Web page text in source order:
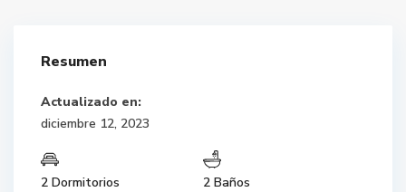
Resumen
Actualizado en:
diciembre 12, 2023
2 Dormitorios 2 Baños